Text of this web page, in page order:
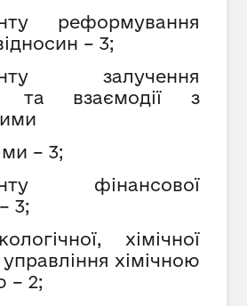
реформування
– 3;
залучення
та взаємодії з
– 3;
фінансової
3;
хімічної
хімічною
– 2;